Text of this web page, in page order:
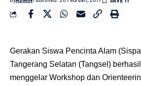
Gerakan Siswa Pencinta Alam
Tangerang Selatan (Tangsel) berhasil
menggelar Workshop dan